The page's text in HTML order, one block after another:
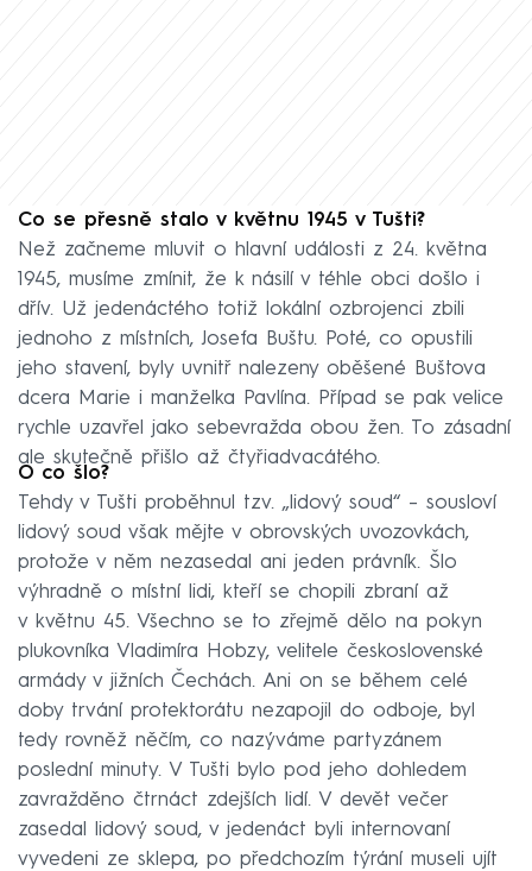
Co se přesně stalo v květnu 1945 v Tušti?
Než začneme mluvit o hlavní události z 24. května
1945, musíme zmínit, že k násilí v téhle obci došlo i
dřív. Už jedenáctého totiž lokální ozbrojenci zbili
jednoho z místních, Josefa Buštu. Poté, co opustili
jeho stavení, byly uvnitř nalezeny oběšené Buštova
dcera Marie i manželka Pavlína. Případ se pak velice
rychle uzavřel jako sebevražda obou žen. To zásadní
ale skutečně přišlo až čtyřiadvacátého.
O co šlo?
Tehdy v Tušti proběhnul tzv. „lidový soud“ – sousloví
lidový soud však mějte v obrovských uvozovkách,
protože v něm nezasedal ani jeden právník. Šlo
výhradně o místní lidi, kteří se chopili zbraní až
v květnu 45. Všechno se to zřejmě dělo na pokyn
plukovníka Vladimíra Hobzy, velitele československé
armády v jižních Čechách. Ani on se během celé
doby trvání protektorátu nezapojil do odboje, byl
tedy rovněž něčím, co nazýváme partyzánem
poslední minuty. V Tušti bylo pod jeho dohledem
zavražděno čtrnáct zdejších lidí. V devět večer
zasedal lidový soud, v jedenáct byli internovaní
vyvedeni ze sklepa, po předchozím týrání museli ujít